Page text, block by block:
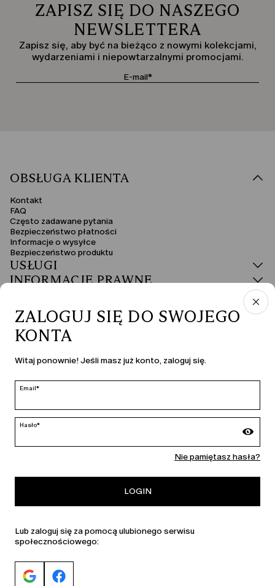
ZAPISZ SIĘ DO NASZEGO
NEWSLETTERA
Zapisz się, aby być na bieżąco z nowymi kolekcjami,
wydarzeniami i niepowtarzalnymi promocjami.
OBSŁUGA KLIENTA
Kontakt
FAQ
Często zadawane pytania
Bezpieczeństwo płatności
Informacje o wysyłce
Bezpieczeństwo produktu
USŁUGI
INFORMACJE PRAWNE
edycja
ZALOGUJ SIĘ DO SWOJEGO
KONTA
Witaj ponownie! Jeśli masz już konto, zaloguj się.
Email*
Hasło*
Nie pamiętasz hasła?
LOGIN
Lub zaloguj się za pomocą ulubionego serwisu
społecznościowego: